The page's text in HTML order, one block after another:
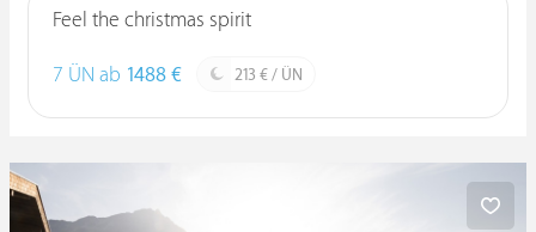
Feel the christmas spirit
7 ÜN ab 1488 € 213 € / ÜN